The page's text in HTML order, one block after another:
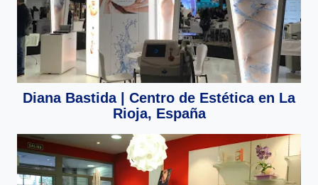
Diana Bastida | Centro de Estética en La
Rioja, España